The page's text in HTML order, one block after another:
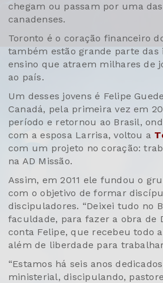
chegam ou passam por uma
canadenses.
Toronto é o coração financeiro
também estão grande parte das
ensino que atraem milhares de
ao país.
Um desses jovens é Felipe
Canadá, pela primeira vez em
período e retornou ao Brasil,
com a esposa Larrisa, voltou a
com um projeto no coração:
na AD Missão.
Assim, em 2011 ele fundou o
com o objetivo de formar
discipuladores. “Deixei tudo no
faculdade, para fazer a obra de
conta Felipe, que recebeu todo
além de liberdade para
“Estamos há seis anos
ministerial, discipulando,